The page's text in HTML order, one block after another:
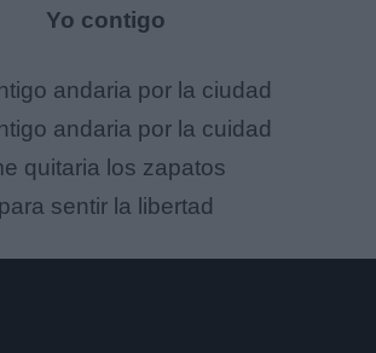
Yo contigo
andaria por la ciudad
andaria por la cuidad
quitaria los zapatos
para sentir la libertad